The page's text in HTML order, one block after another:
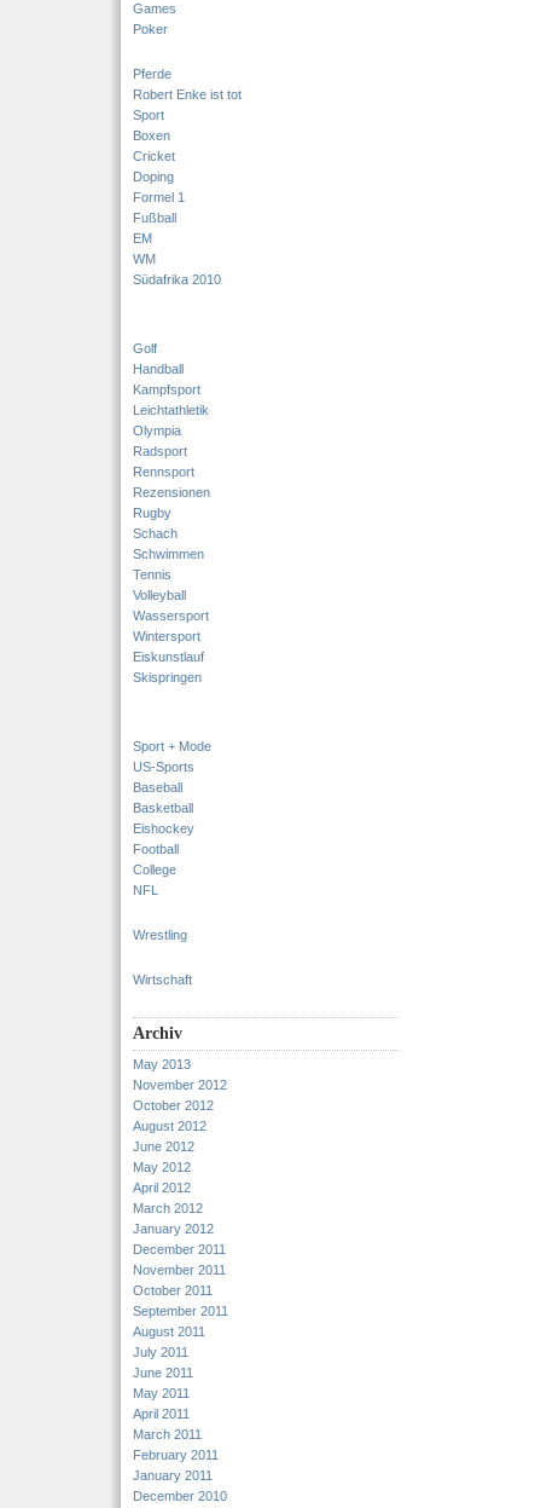
Games
Poker
Pferde
Robert Enke ist tot
Sport
Boxen
Cricket
Doping
Formel 1
Fußball
EM
WM
Südafrika 2010
Golf
Handball
Kampfsport
Leichtathletik
Olympia
Radsport
Rennsport
Rezensionen
Rugby
Schach
Schwimmen
Tennis
Volleyball
Wassersport
Wintersport
Eiskunstlauf
Skispringen
Sport + Mode
US-Sports
Baseball
Basketball
Eishockey
Football
College
NFL
Wrestling
Wirtschaft
Archiv
May 2013
November 2012
October 2012
August 2012
June 2012
May 2012
April 2012
March 2012
January 2012
December 2011
November 2011
October 2011
September 2011
August 2011
July 2011
June 2011
May 2011
April 2011
March 2011
February 2011
January 2011
December 2010